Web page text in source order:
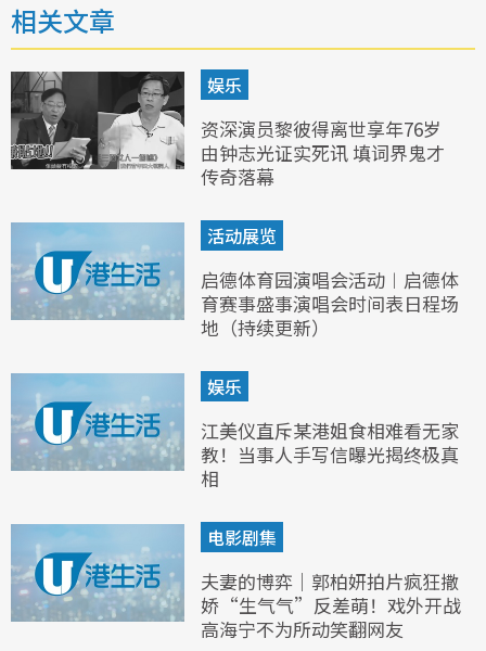
相关文章
娱乐
资深演员黎彼得离世享年76岁
由钟志光证实死讯 填词界鬼才
传奇落幕
活动展览
启德体育园演唱会活动︱启德体
育赛事盛事演唱会时间表日程场
地（持续更新）
娱乐
江美仪直斥某港姐食相难看无家
教！当事人手写信曝光揭终极真
相
电影剧集
夫妻的博弈｜郭柏妍拍片疯狂撒
娇“生气气”反差萌！戏外开战
高海宁不为所动笑翻网友